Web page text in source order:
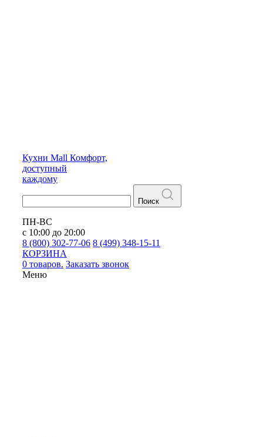
Кухни Mall Комфорт,
доступный
каждому
Поиск
ПН-ВС
с 10:00 до 20:00
8 (800) 302-77-06 8 (499) 348-15-11
КОРЗИНА
0 товаров. Заказать звонок
Меню